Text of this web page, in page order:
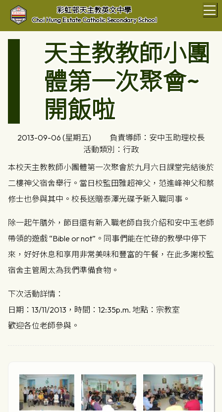
彩虹邨天主教英文中學
Choi Hung Estate Catholic Secondary School
天主教教師小團
體第一次聚會~
開飯啦
2013-09-06 (星期五)
負責導師：安中玉助理校長
活動類別：行政
本校天主教教師小團體第一次聚會於九月六日課堂完結後於
二樓神父宿舍舉行。當日校監田雅超神父，范進峰神父和蔡
修士也參與其中。校長送贈泰澤光碟予新入職同事。
除一起午膳外，節目還有新入職老師自我介紹和安中玉老師
帶領的遊戲 “Bible or not”。同事們能在忙碌的教學中停下
來，好好休息和享用非常美味和豐富的午餐，在此多謝校監
宿舍主管周太為我們準備食物。
下次活動詳情：
日期：13/11/2013，時間：12:35p.m. 地點：宗教室
歡迎各位老師參與。